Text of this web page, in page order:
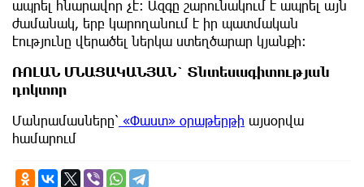
ապրել հնարավոր չէ։ Ազգը շարունակում է ապրել այն
ժամանակ, երբ կարողանում է իր պատմական
էությունը վերածել ներկա ստեղծարար կյանքի։
ՌՈԼԱՆ ՄՆԱՑԱԿԱՆՅԱՆ` Տնտեսագիտության
դոկտոր
Մանրամասները՝ «Փաստ» օրաթերթի այսօրվա
համարում